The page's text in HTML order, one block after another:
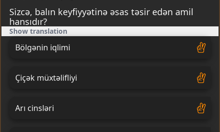
Sizcə, balın keyfiyyətinə əsas təsir edən amil
hansıdır?
Show translation
Bölgənin iqlimi
Çiçək müxtəlifliyi
Arı cinsləri